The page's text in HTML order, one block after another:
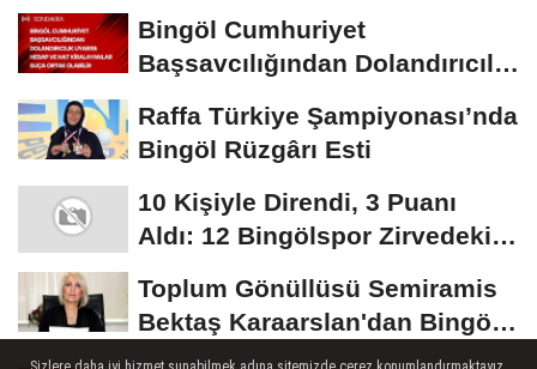
Bingöl Cumhuriyet
Başsavcılığından Dolandırıcılık
Raffa Türkiye Şampiyonası’nda
Bingöl Rüzgârı Esti
10 Kişiyle Direndi, 3 Puanı
Aldı: 12 Bingölspor Zirvedeki
Toplum Gönüllüsü Semiramis
Bektaş Karaarslan'dan Bingöl
İçin Deprem...